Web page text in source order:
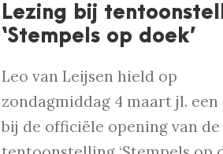
Lezing bij
‘Stempels op doek’
Leo van Leijsen hield op
zondagmiddag 4 maart jl.
bij de officiële opening van de